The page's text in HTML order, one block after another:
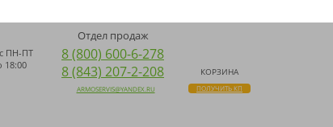
ПН-ПТ
18:00
Отдел продаж
8 (800) 600-6-278
8 (843) 207-2-208
ARMOSERVIS@YANDEX.RU
КОРЗИНА
ПОЛУЧИТЬ КП